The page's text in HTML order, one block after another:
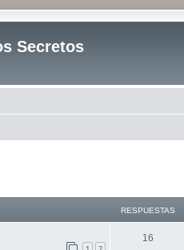
Secretos
RESPUESTAS
16